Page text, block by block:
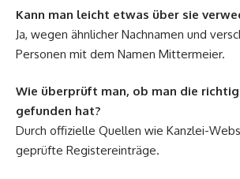
Kann man leicht etwas über sie
Ja, wegen ähnlicher Nachnamen und
Personen mit dem Namen Mittermeier.
Wie überprüft man, ob man die
gefunden hat?
Durch offizielle Quellen wie Kanzlei-
geprüfte Registereinträge.